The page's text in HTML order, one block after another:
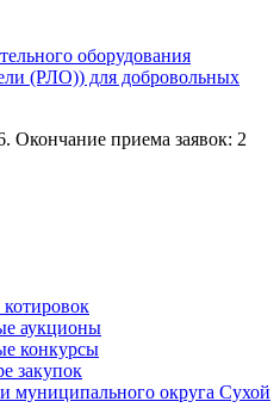
оборудования
(РЛО)) для добровольных
Окончание приема заявок: 2
котировок
аукционы
конкурсы
закупок
муниципального округа Сухой